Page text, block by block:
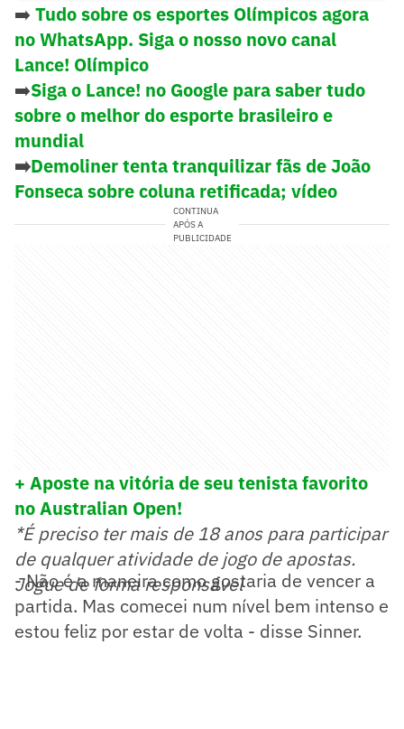
➡️ Tudo sobre os esportes Olímpicos agora
no WhatsApp. Siga o nosso novo canal
Lance! Olímpico
➡️Siga o Lance! no Google para saber tudo
sobre o melhor do esporte brasileiro e
mundial
➡️Demoliner tenta tranquilizar fãs de João
Fonseca sobre coluna retificada; vídeo
CONTINUA
APÓS A
PUBLICIDADE
+ Aposte na vitória de seu tenista favorito
no Australian Open!
*É preciso ter mais de 18 anos para participar
de qualquer atividade de jogo de apostas.
Jogue de forma responsável
- Não é a maneira como gostaria de vencer a
partida. Mas comecei num nível bem intenso e
estou feliz por estar de volta - disse Sinner.